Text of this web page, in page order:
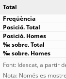
Total
Font: Idescat, a partir
Nota: Només es